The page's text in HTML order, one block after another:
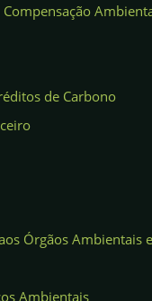
de Carbono
Órgãos Ambientais
Ambientais